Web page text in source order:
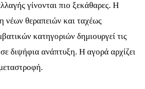
γίνονται πιο ξεκάθαρες. Η
νέων θεραπειών και ταχέως
κατηγοριών δημιουργεί τις
διψήφια ανάπτυξη. Η αγορά αρχίζει